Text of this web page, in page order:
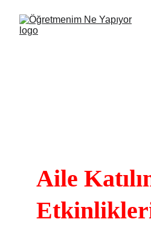
Aile